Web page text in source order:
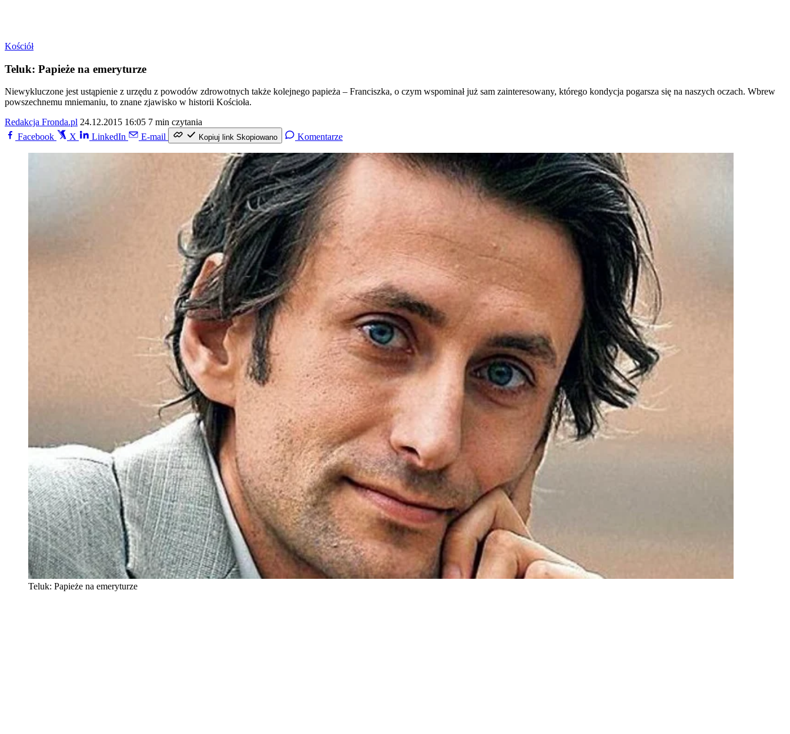
Kościół
Teluk: Papieże na emeryturze
Niewykluczone jest ustąpienie z urzędu z powodów zdrowotnych także kolejnego papieża – Franciszka, o czym wspominał już sam zainteresowany, którego kondycja pogarsza się na naszych oczach. Wbrew
powszechnemu mniemaniu, to znane zjawisko w historii Kościoła.
Redakcja Fronda.pl 24.12.2015 16:05 7 min czytania
Facebook
X LinkedIn E-mail Kopiuj link Skopiowano Komentarze
Teluk: Papieże na emeryturze